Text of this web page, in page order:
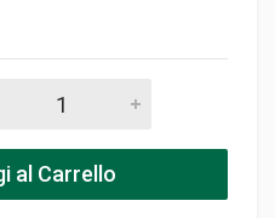
al Carrello